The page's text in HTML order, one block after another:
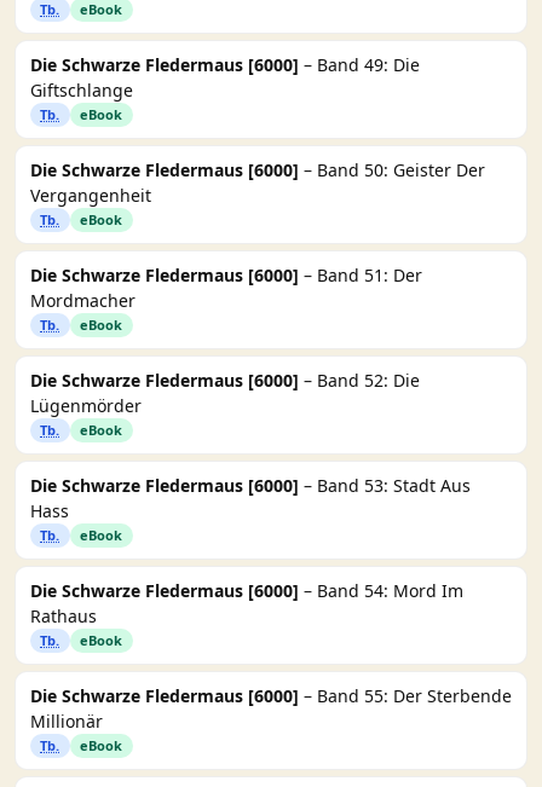
Tb. eBook
Die Schwarze Fledermaus [6000] – Band 49: Die
Giftschlange
Tb. eBook
Die Schwarze Fledermaus [6000] – Band 50: Geister Der
Vergangenheit
Tb. eBook
Die Schwarze Fledermaus [6000] – Band 51: Der
Mordmacher
Tb. eBook
Die Schwarze Fledermaus [6000] – Band 52: Die
Lügenmörder
Tb. eBook
Die Schwarze Fledermaus [6000] – Band 53: Stadt Aus
Hass
Tb. eBook
Die Schwarze Fledermaus [6000] – Band 54: Mord Im
Rathaus
Tb. eBook
Die Schwarze Fledermaus [6000] – Band 55: Der Sterbende
Millionär
Tb. eBook